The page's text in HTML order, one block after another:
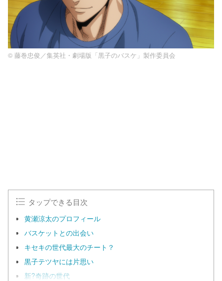
© 藤巻忠俊／集英社・劇場版「黒子のバスケ」製作委員会
タップできる目次
黄瀬涼太のプロフィール
バスケットとの出会い
キセキの世代最大のチート？
黒子テツヤには片思い
新?奇跡の世代